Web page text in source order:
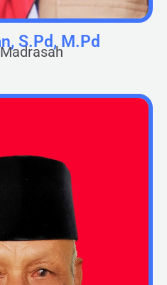
S.Pd, M.Pd